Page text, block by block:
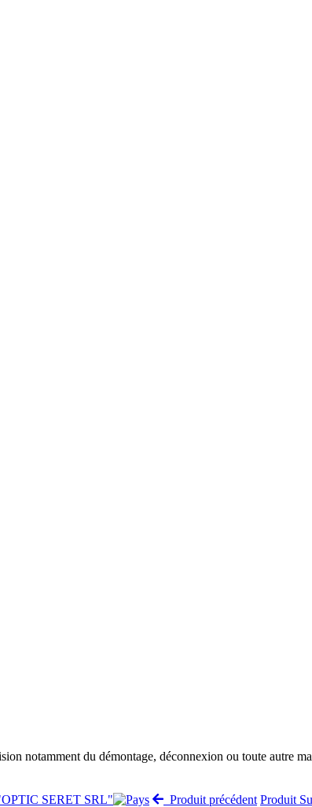
notamment du démontage, déconnexion ou toute autre
SERET SRL"
Produit précédent Produit